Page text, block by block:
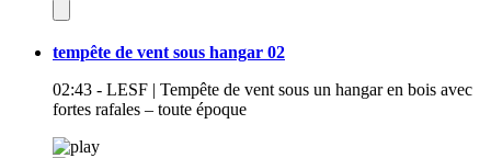
tempête de vent sous hangar 02
02:43 - LESF | Tempête de vent sous un hangar en bois avec
fortes rafales – toute époque